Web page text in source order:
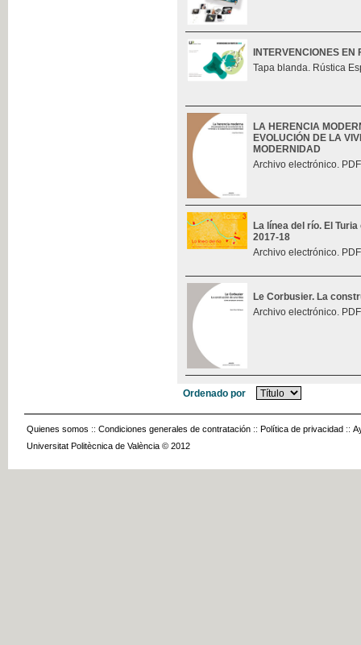
INTERVENCIONES
Tapa blanda. Rústica
LA HERENCIA
EVOLUCIÓN DE LA
MODERNIDAD
Archivo electrónico.
La línea del río. El
2017-18
Archivo electrónico.
Le Corbusier. La
Archivo electrónico.
Ordenado por
Quienes somos :: Condiciones generales de contratación :: Política de privacidad ::
Universitat Politècnica de València © 2012